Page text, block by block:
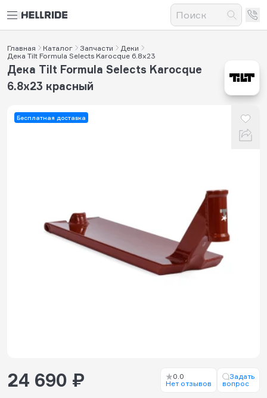
Главная Каталог Запчасти
Деки
Дека Tilt Formula Selects Karocque 6.8x23
Бесплатная доставка
Дека Tilt Formula Selects Karocque
6.8x23 красный
24 690 ₽
0.0
Нет отзывов
Задать
вопрос